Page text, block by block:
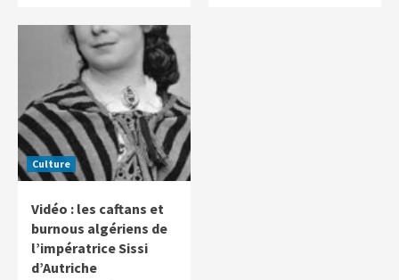
Culture
Vidéo : les caftans et
burnous algériens de
l’impératrice Sissi
d’Autriche